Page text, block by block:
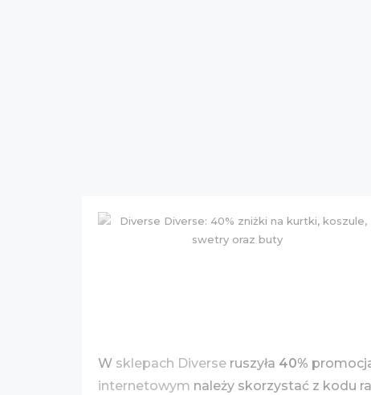
W sklepach Diverse ruszyła 40%
internetowym należy skorzystać z kodu